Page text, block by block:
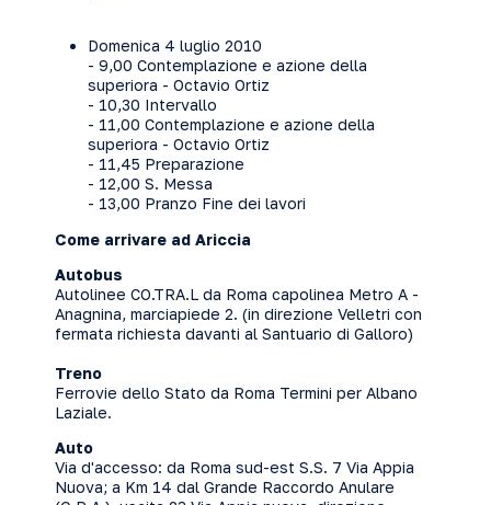
Domenica 4 luglio 2010
- 9,00 Contemplazione e azione della
superiora - Octavio Ortiz
- 10,30 Intervallo
- 11,00 Contemplazione e azione della
superiora - Octavio Ortiz
- 11,45 Preparazione
- 12,00 S. Messa
- 13,00 Pranzo Fine dei lavori
Come arrivare ad Ariccia
Autobus
Autolinee CO.TRA.L da Roma capolinea Metro A -
Anagnina, marciapiede 2. (in direzione Velletri con
fermata richiesta davanti al Santuario di Galloro)
Treno
Ferrovie dello Stato da Roma Termini per Albano
Laziale.
Auto
Via d'accesso: da Roma sud-est S.S. 7 Via Appia
Nuova; a Km 14 dal Grande Raccordo Anulare